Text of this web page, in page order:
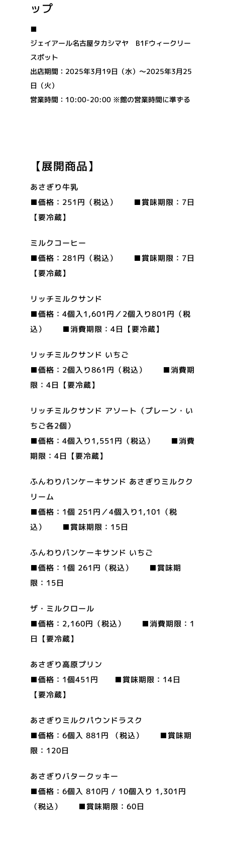
ップ
■
ジェイアール名古屋タカシマヤ B1Fウィークリー
スポット
出店期間：2025年3月19日（水）〜2025年3月25
日（火）
営業時間：10:00-20:00 ※館の営業時間に準ずる
【展開商品】
あさぎり牛乳
■価格：251円（税込） ■賞味期限：7日
【要冷蔵】
ミルクコーヒー
■価格：281円（税込） ■賞味期限：7日
【要冷蔵】
リッチミルクサンド
■価格：4個入1,601円／2個入り801円（税
込） ■消費期限：4日【要冷蔵】
リッチミルクサンド いちご
■価格：2個入り861円（税込） ■消費期
限：4日【要冷蔵】
リッチミルクサンド アソート（プレーン・い
ちご各2個）
■価格：4個入り1,551円（税込） ■消費
期限：4日【要冷蔵】
ふんわりパンケーキサンド あさぎりミルクク
リーム
■価格：1個 251円／4個入り1,101（税
込） ■賞味期限：15日
ふんわりパンケーキサンド いちご
■価格：1個 261円（税込） ■賞味期
限：15日
ザ・ミルクロール
■価格：2,160円（税込） ■消費期限：1
日【要冷蔵】
あさぎり高原プリン
■価格：1個451円 ■賞味期限：14日
【要冷蔵】
あさぎりミルクパウンドラスク
■価格：6個入 881円 （税込） ■賞味期
限：120日
あさぎりバタークッキー
■価格：6個入 810円 / 10個入り 1,301円
（税込） ■賞味期限：60日